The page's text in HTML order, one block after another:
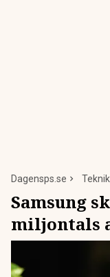
Dagensps.se Teknik
Samsung
miljontals